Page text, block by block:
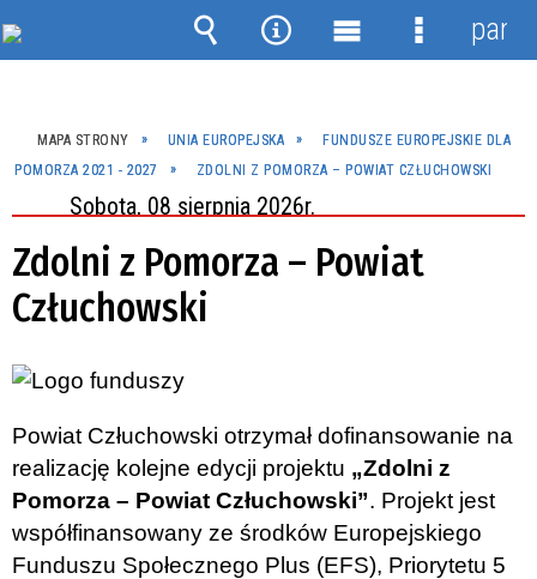
Sobota, 08 sierpnia 2026r.
MAPA STRONY UNIA EUROPEJSKA
FUNDUSZE EUROPEJSKIE DLA
POMORZA 2021 - 2027
ZDOLNI Z POMORZA – POWIAT CZŁUCHOWSKI
Zdolni z Pomorza – Powiat
Człuchowski
Powiat Człuchowski otrzymał dofinansowanie na
realizację kolejne edycji projektu „Zdolni z
Pomorza – Powiat Człuchowski”. Projekt jest
współfinansowany ze środków Europejskiego
Funduszu Społecznego Plus (EFS), Priorytetu 5
Wyszukiwarka
Narzędzia
Menu Menu
panel